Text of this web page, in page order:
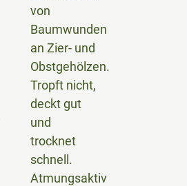
von
Baumwunden
an Zier- und
Obstgehölzen.
Tropft nicht,
deckt gut
und
trocknet
schnell.
Atmungsaktiv